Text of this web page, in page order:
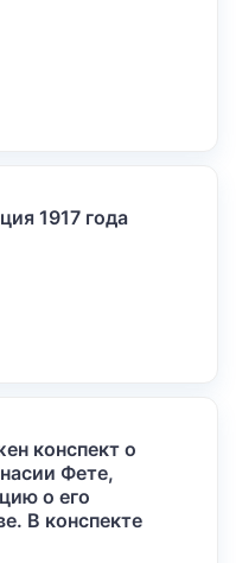
1917 года
конспект о
Фете,
о его
В конспекте